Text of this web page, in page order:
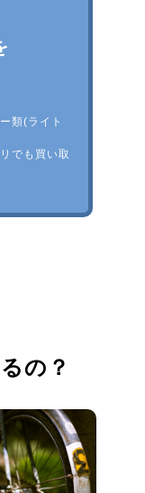
類(ライト
でも買い取
の？